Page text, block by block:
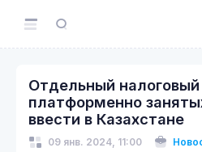
Отдельный
платформенно
ввести в Казахстане
09 янв. 2024, 11:00